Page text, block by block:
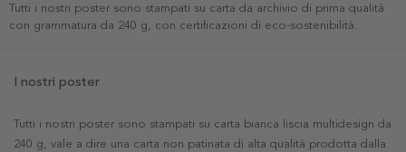
Tutti i nostri poster sono stampati su carta da archivio di prima qualità
con grammatura da 240 g, con certificazioni di eco-sostenibilità.
I nostri poster
Tutti i nostri poster sono stampati su carta bianca liscia multidesign da
240 g, vale a dire una carta non patinata di alta qualità prodotta dalla